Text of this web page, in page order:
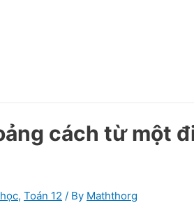
cách từ một
, Toán 12 / By Maththorg